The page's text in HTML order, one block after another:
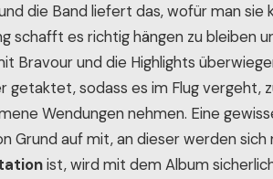
die Band liefert das, wofür man sie
schafft es richtig hängen zu bleiben
Bravour und die Highlights
getaktet, sodass es im Flug vergeht,
Wendungen nehmen. Eine
Grund auf mit, an dieser werden
ist, wird mit dem Album